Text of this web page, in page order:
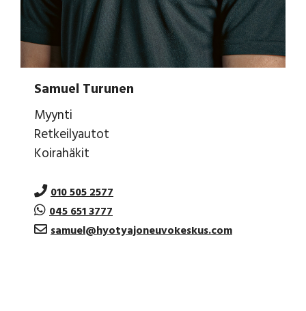
Samuel Turunen
Myynti
Retkeilyautot
Koirahäkit
010 505 2577
045 651 3777
samuel@hyotyajoneuvokeskus.com